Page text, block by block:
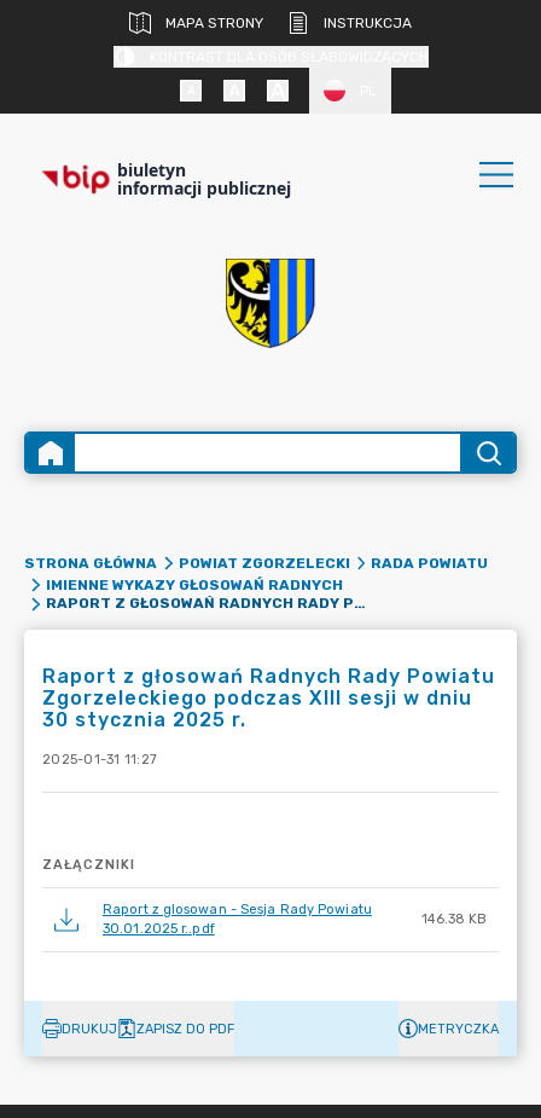
MAPA STRONY
INSTRUKCJA
biuletyn
informacji publicznej
STRONA GŁÓWNA POWIAT ZGORZELECKI
RADA POWIATU
IMIENNE WYKAZY GŁOSOWAŃ RADNYCH
RAPORT Z GŁOSOWAŃ RADNYCH RADY POWIATU ZGORZELECKIEGO PODCZAS XIII SESJI W DNIU 30 STYCZNIA 2025 R.
Raport z głosowań Radnych Rady Powiatu
Zgorzeleckiego podczas XIII sesji w dniu
30 stycznia 2025 r.
2025-01-31 11:27
ZAŁĄCZNIKI
Raport z glosowan - Sesja Rady Powiatu
30.01.2025 r..pdf
146.38 KB
DRUKUJ ZAPISZ DO PDF METRYCZKA